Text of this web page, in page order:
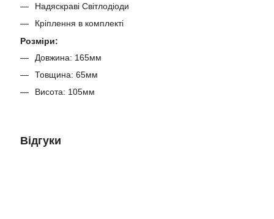
Надяскраві Світлодіоди
Кріплення в комплекті
Розміри:
Довжина: 165мм
Товщина: 65мм
Висота: 105мм
Відгуки